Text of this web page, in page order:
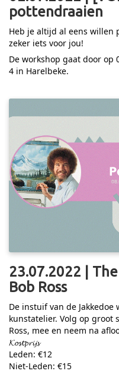
pottendraaien
Heb je altijd al eens willen
zeker iets voor jou!
De workshop gaat door op
4 in Harelbeke.
23.07.2022 |
Bob Ross
De instuif van de
kunstatelier. Volg op groot
Ross, mee en neem na
𝓚𝓸𝓼𝓽𝓹𝓻𝓲𝓳𝓼
Leden: €12
Niet-Leden: €15